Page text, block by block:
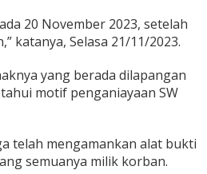
20 November 2023, setelah
katanya, Selasa 21/11/2023.
yang berada dilapangan
motif penganiayaan SW
telah mengamankan alat bukti
semuanya milik korban.